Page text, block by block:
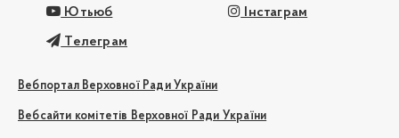
Ютьюб Інстаграм
Телеграм
Вебпортал Верховної Ради України
Вебсайти комітетів Верховної Ради України